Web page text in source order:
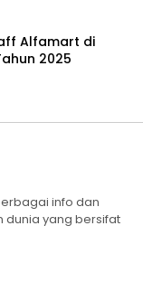
Alfamart di
2025
info dan
dunia yang bersifat